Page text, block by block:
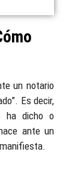
un notario
Es decir,
ha dicho o
ante un